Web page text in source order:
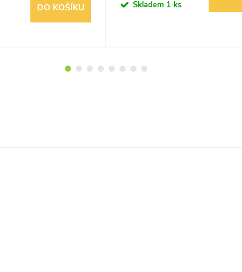
DO KOŠÍKU Skladem 1 ks